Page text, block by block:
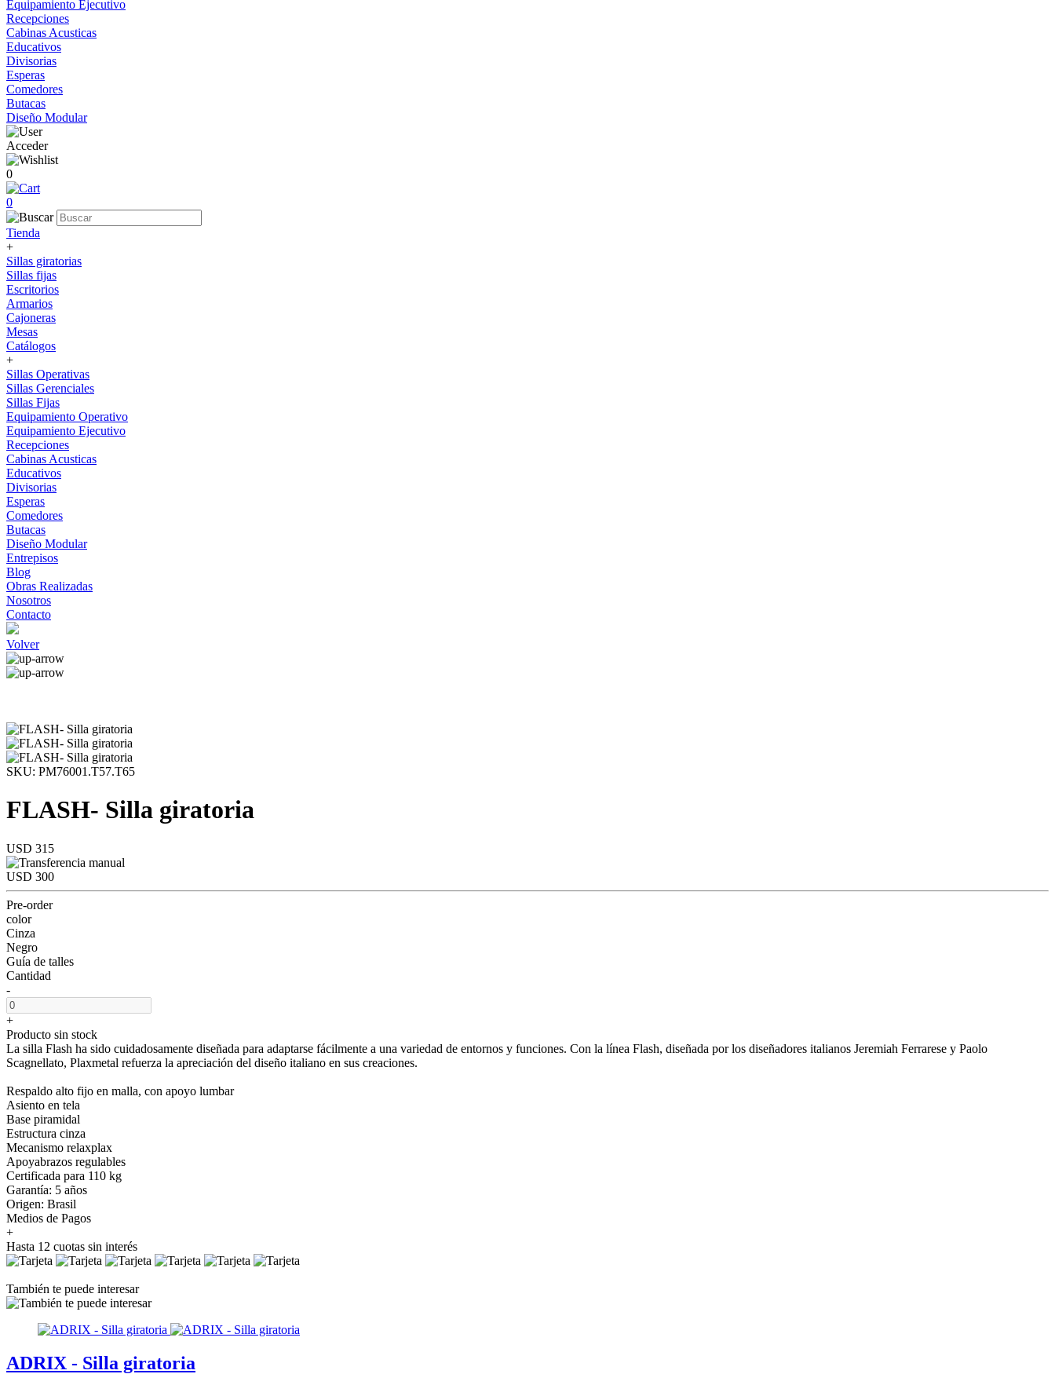
Equipamiento Ejecutivo
Recepciones
Cabinas Acusticas
Educativos
Divisorias
Esperas
Comedores
Butacas
Diseño Modular
Acceder
0
0
Tienda
+
Sillas giratorias
Sillas fijas
Escritorios
Armarios
Cajoneras
Mesas
Catálogos
+
Sillas Operativas
Sillas Gerenciales
Sillas Fijas
Equipamiento Operativo
Equipamiento Ejecutivo
Recepciones
Cabinas Acusticas
Educativos
Divisorias
Esperas
Comedores
Butacas
Diseño Modular
Entrepisos
Blog
Obras Realizadas
Nosotros
Contacto
Volver
SKU: PM76001.T57.T65
FLASH- Silla giratoria
USD 315
USD 300
Pre-order
color
Cinza
Negro
Guía de talles
Cantidad
-
+
Producto sin stock
La silla Flash ha sido cuidadosamente diseñada para adaptarse fácilmente a una variedad de entornos y funciones. Con la línea Flash, diseñada por los diseñadores italianos Jeremiah Ferrarese y Paolo
Scagnellato, Plaxmetal refuerza la apreciación del diseño italiano en sus creaciones.
Respaldo alto fijo en malla, con apoyo lumbar
Asiento en tela
Base piramidal
Estructura cinza
Mecanismo relaxplax
Apoyabrazos regulables
Certificada para 110 kg⁠
Garantía: 5 años
Origen: Brasil
Medios de Pagos
+
Hasta 12 cuotas sin interés
También te puede interesar
ADRIX - Silla giratoria